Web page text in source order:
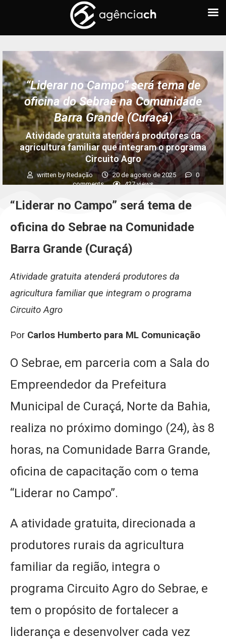
“Liderar no Campo” será tema de
oficina do Sebrae na Comunidade
Barra Grande (Curaçá)
Atividade gratuita atenderá produtores da
agricultura familiar que integram o programa
Circuito Agro
written by Redação 20 de agosto de 2025
0
comments
427views
“Liderar no Campo” será tema de
oficina do Sebrae na Comunidade
Barra Grande (Curaçá)
Atividade gratuita atenderá produtores da
agricultura familiar que integram o programa
Circuito Agro
Por Carlos Humberto para ML Comunicação
O Sebrae, em parceria com a Sala do
Empreendedor da Prefeitura
Municipal de Curaçá, Norte da Bahia,
realiza no próximo domingo (24), às 8
horas, na Comunidade Barra Grande,
oficina de capacitação com o tema
“Liderar no Campo”.
A atividade gratuita, direcionada a
produtores rurais da agricultura
familiar da região, integra o
programa Circuito Agro do Sebrae, e
tem o propósito de fortalecer a
liderança e desenvolver cada vez